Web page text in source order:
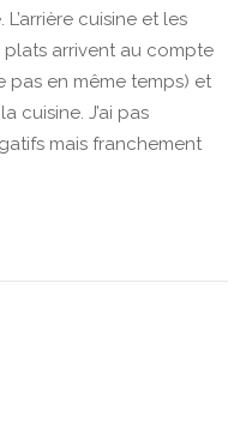
cuisine et les
plats arrivent au compte
en même temps) et
cuisine. J’ai pas
mais franchement